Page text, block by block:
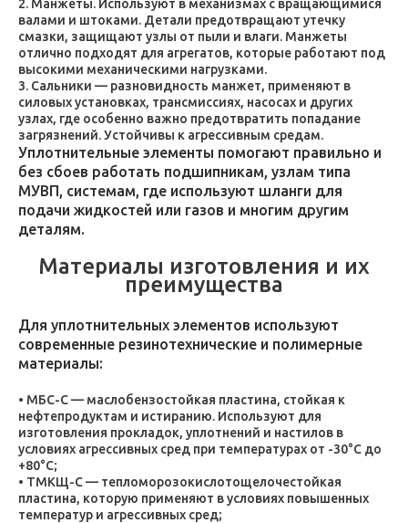
Манжеты. Используют в механизмах с вращающимися
валами и штоками. Детали предотвращают утечку
смазки, защищают узлы от пыли и влаги. Манжеты
отлично подходят для агрегатов, которые работают под
высокими механическими нагрузками.
Сальники — разновидность манжет, применяют в
силовых установках, трансмиссиях, насосах и других
узлах, где особенно важно предотвратить попадание
загрязнений. Устойчивы к агрессивным средам.
Уплотнительные элементы помогают правильно и
без сбоев работать подшипникам, узлам типа
МУВП, системам, где используют шланги для
подачи жидкостей или газов и многим другим
деталям.
Материалы изготовления и их
преимущества
Для уплотнительных элементов используют
современные резинотехнические и полимерные
материалы:
МБС-С — маслобензостойкая пластина, стойкая к
нефтепродуктам и истиранию. Используют для
изготовления прокладок, уплотнений и настилов в
условиях агрессивных сред при температурах от -30°C до
+80°C;
ТМКЩ-С — тепломорозокислотощелочестойкая
пластина, которую применяют в условиях повышенных
температур и агрессивных сред;